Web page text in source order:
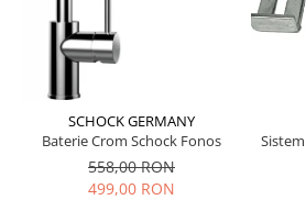
SCHOCK GERMANY
Baterie Crom Schock Fonos
558,00 RON
499,00 RON